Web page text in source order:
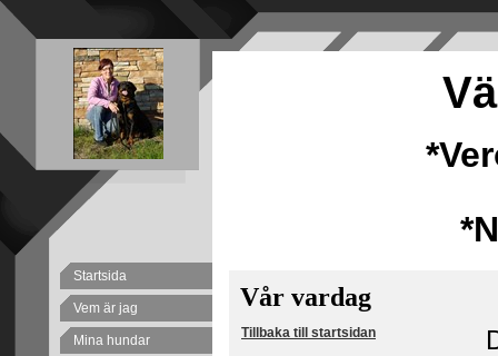
Startsida
Vem är jag
Mina hundar
Vår vardag
Tillbaka till startsidan